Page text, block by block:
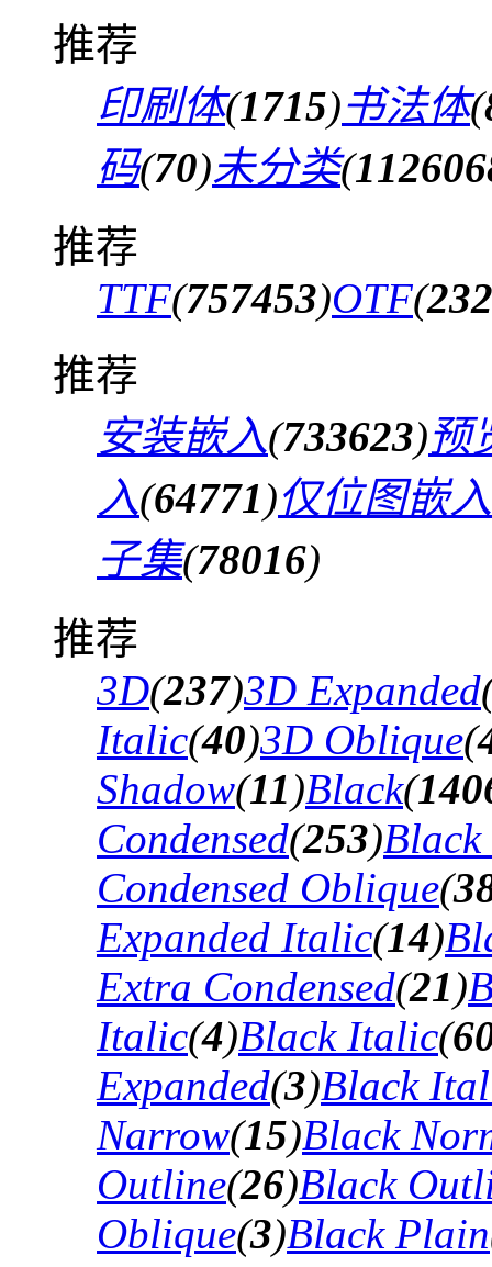
推荐
印刷体(1715)书法体(
码(70)未分类(
推荐
TTF(757453)OTF(
推荐
安装嵌入(733623)预
入(64771)仅位图嵌入
子集(78016)
推荐
3D(237)3D Expanded
Italic(40)3D Oblique(
Shadow(11)Black(
Condensed(253)Black
Condensed Oblique(
Expanded Italic(14)
Extra Condensed(21)
Italic(4)Black Italic(
Expanded(3)Black
Narrow(15)Black
Outline(26)Black
Oblique(3)Black Plain